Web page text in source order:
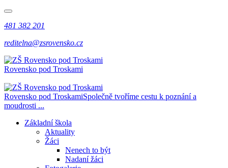
481 382 201
reditelna@zsrovensko.cz
Rovensko pod Troskami
Rovensko pod TroskamiSpolečně tvoříme cestu k poznání a
moudrosti ...
Základní škola
Aktuality
Žáci
Nenech to být
Nadaní žáci